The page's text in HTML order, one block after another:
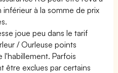
inférieur à la somme de prix
joue peu dans le tarif
/ Ourleuse points
l'habillement. Parfois
être exclues par certains